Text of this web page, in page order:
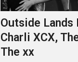
Outside
Charli XCX,
The xx